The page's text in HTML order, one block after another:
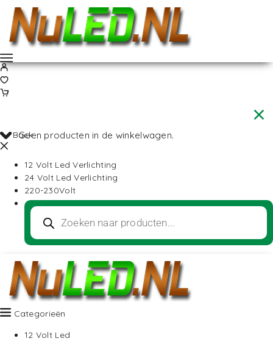
Geen producten in de winkelwagen.
Back
12 Volt Led Verlichting
24 Volt Led Verlichting
220-230Volt
Categorieën
12 Volt Led